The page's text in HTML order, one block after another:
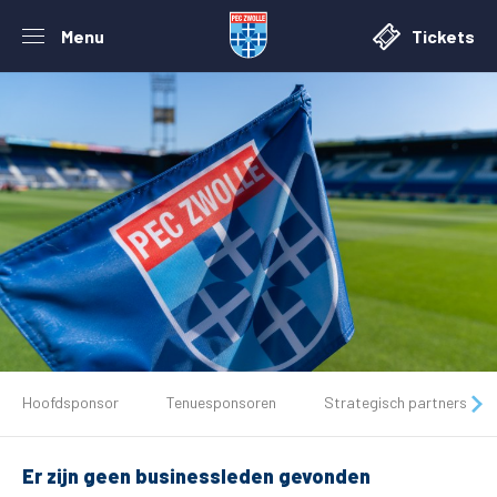
Menu Tickets
Tickets
Matchdays
Hoofdsponsor Tenuesponsoren Strategisch partners
Er zijn geen businessleden gevonden